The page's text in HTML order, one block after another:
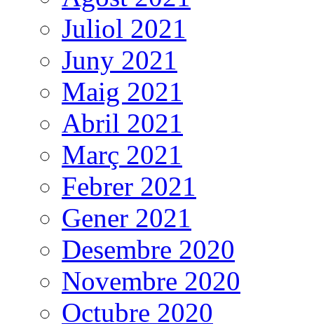
Juliol 2021
Juny 2021
Maig 2021
Abril 2021
Març 2021
Febrer 2021
Gener 2021
Desembre 2020
Novembre 2020
Octubre 2020